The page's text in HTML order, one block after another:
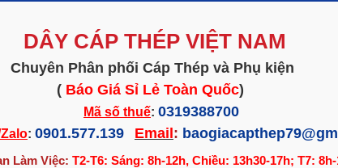
DÂY CÁP THÉP VIỆT NAM
Chuyên Phân phối Cáp Thép và Phụ kiện
( Báo Giá Sỉ Lẻ Toàn Quốc)
Mã số thuế: 0319388700
: 0901.577.139 Email :
Làm Việc: T2-T6: Sáng: 8h-12h, Chiều: 13h30-17h; T7: